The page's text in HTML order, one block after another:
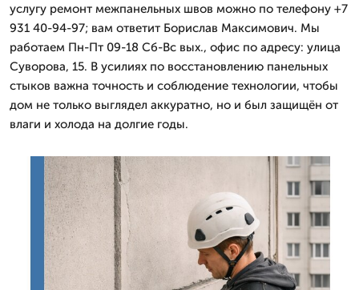
услугу ремонт межпанельных швов можно по телефону +7
931 40-94-97; вам ответит Борислав Максимович. Мы
работаем Пн-Пт 09-18 Сб-Вс вых., офис по адресу: улица
Суворова, 15. В усилиях по восстановлению панельных
стыков важна точность и соблюдение технологии, чтобы
дом не только выглядел аккуратно, но и был защищён от
влаги и холода на долгие годы.